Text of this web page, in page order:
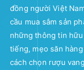
đồng người Việt
cầu mua sắm sản
những thông tin
tiếng, mẹo săn
cách chọn rượu